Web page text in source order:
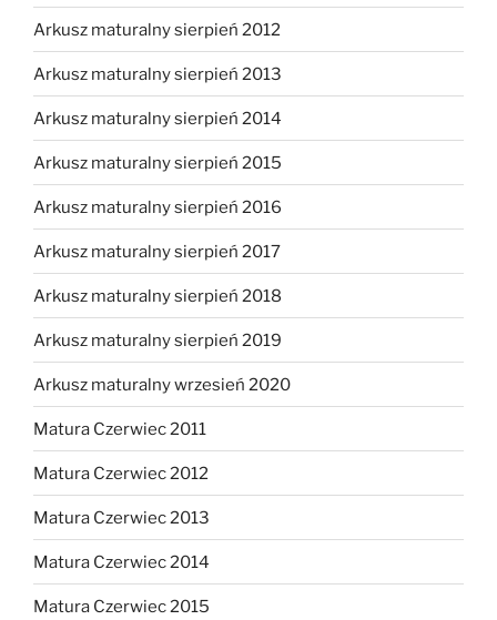
Arkusz maturalny sierpień 2012
Arkusz maturalny sierpień 2013
Arkusz maturalny sierpień 2014
Arkusz maturalny sierpień 2015
Arkusz maturalny sierpień 2016
Arkusz maturalny sierpień 2017
Arkusz maturalny sierpień 2018
Arkusz maturalny sierpień 2019
Arkusz maturalny wrzesień 2020
Matura Czerwiec 2011
Matura Czerwiec 2012
Matura Czerwiec 2013
Matura Czerwiec 2014
Matura Czerwiec 2015